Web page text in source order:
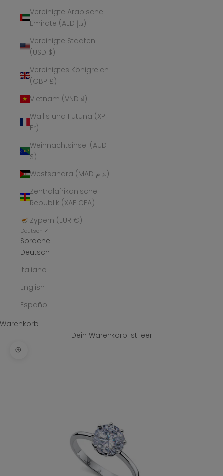
Vereinigte Arabische
Emirate (AED د.إ)
Vereinigte Staaten
(USD $)
Vereinigtes Königreich
(GBP £)
Vietnam (VND ₫)
Wallis und Futuna (XPF
Fr)
Weihnachtsinsel (AUD
$)
Westsahara (MAD د.م.)
Zentralafrikanische
Republik (XAF CFA)
Zypern (EUR €)
Deutsch
Sprache
Deutsch
Italiano
English
Español
Warenkorb
Dein Warenkorb ist leer
Bild vergrößern